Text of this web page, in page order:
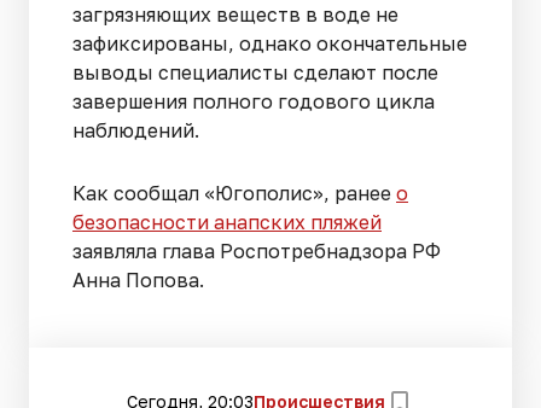
загрязняющих веществ в воде не
зафиксированы, однако окончательные
выводы специалисты сделают после
завершения полного годового цикла
наблюдений.
Как сообщал «Югополис», ранее о
безопасности анапских пляжей
заявляла глава Роспотребнадзора РФ
Анна Попова.
Сегодня, 20:03Происшествия